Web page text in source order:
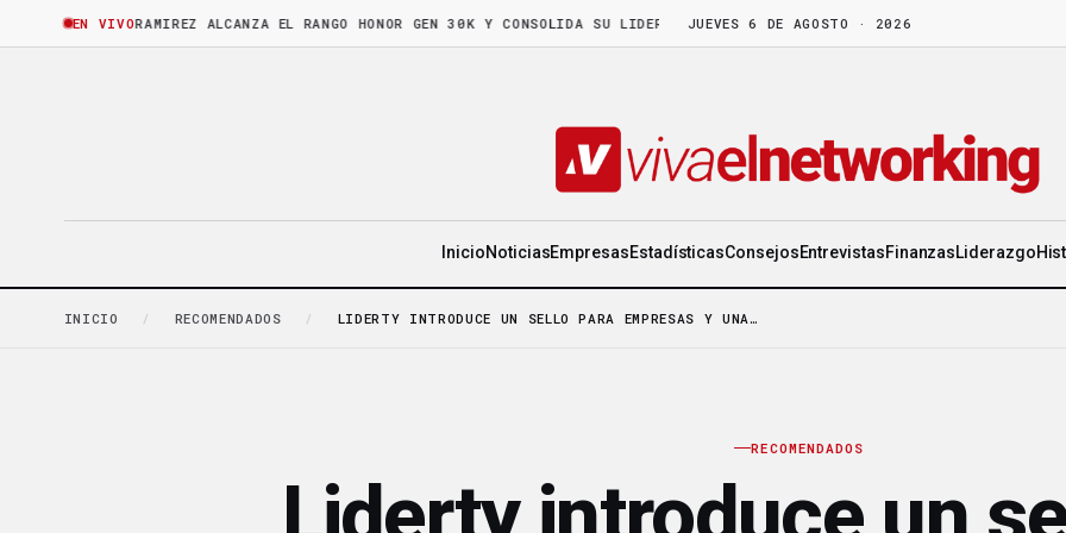
EN VIVO
BRUNO RAMIREZ ALCANZA EL RANGO HONOR GEN 30K Y CONSOLIDA SU LIDERAZGO EN WORLD GEN·LA FRUTA MADURA NO ESPERA: HAY
JUEVES 6 DE AGOSTO · 2026
InicioNoticiasEmpresasEstadísticasConsejosEntrevistasFinanzasLiderazgo
INICIO / RECOMENDADOS / LIDERTY INTRODUCE UN SELLO PARA EMPRESAS Y UNA…
RECOMENDADOS